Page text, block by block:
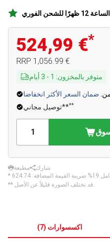
524,99 €*
RRP ‏1,056.99 €
متوفر بالمخزون:
1
-
3 أيام
ضمان السعر الأكثر انخفاضا
توصيل مجاني****
مطبعة
شارك
** قد تختلف الصورة قليلاً عن الأصل.
اكسسوارات (
7
)